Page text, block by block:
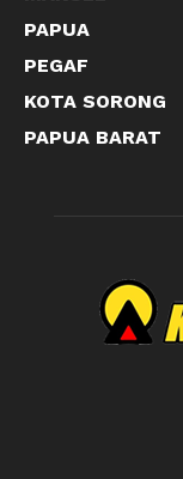
PAPUA
PEGAF
KOTA SORONG
PAPUA BARAT